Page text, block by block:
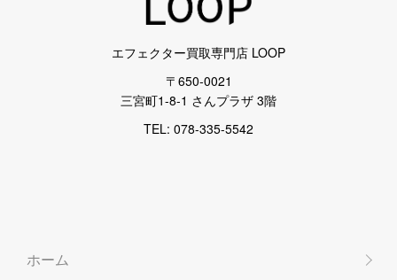
エフェクター買取専門店 LOOP
〒650-0021
三宮町1-8-1 さんプラザ 3階
TEL: 078-335-5542
ホーム